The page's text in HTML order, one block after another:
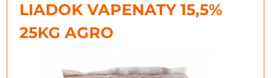
LIADOK VAPENATY 15,5%
25KG AGRO